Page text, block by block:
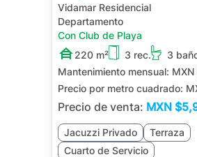
Vidamar Residencial
Departamento
Con Club de Playa
220 m²
3 rec. 3
Mantenimiento mensual:
Precio por metro cuadrado:
Precio de venta: MXN
Jacuzzi Privado
Terraza
Cuarto de Servicio